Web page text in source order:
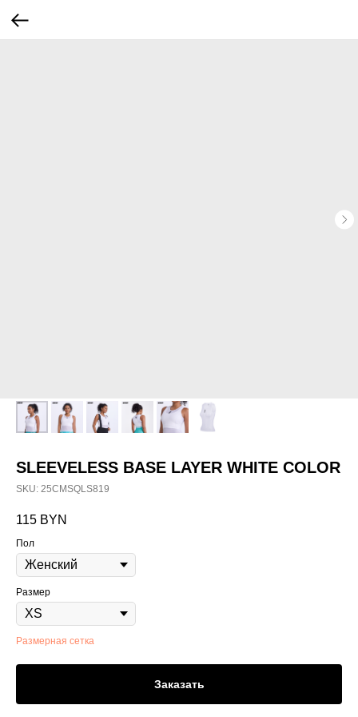
SLEEVELESS BASE LAYER WHITE COLOR
SKU: 25CMSQLS819
115 BYN
Пол
Размер
Размерная сетка
Заказать